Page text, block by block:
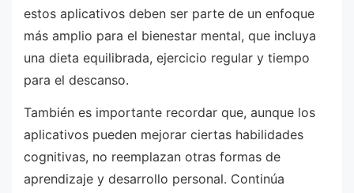
estos aplicativos deben ser parte de un enfoque
más amplio para el bienestar mental, que incluya
una dieta equilibrada, ejercicio regular y tiempo
para el descanso.
También es importante recordar que, aunque los
aplicativos pueden mejorar ciertas habilidades
cognitivas, no reemplazan otras formas de
aprendizaje y desarrollo personal. Continúa